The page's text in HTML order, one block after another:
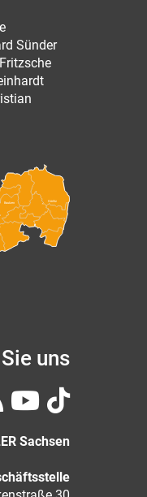
Sünder
Bautzen Görlitz
uns
Sachsen